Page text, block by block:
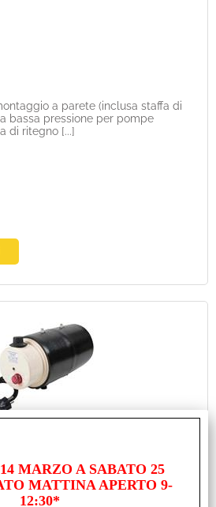
a parete (inclusa staffa di
bassa pressione per pompe
di ritegno [...]
ELGENA 3LT KB3 230V/330W
MARZO A SABATO 25
MATTINA APERTO 9-
12:30*